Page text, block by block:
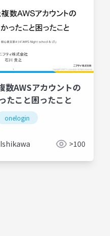
数AWSアカウントの​
たこと困ったこと​
onelogin
>100